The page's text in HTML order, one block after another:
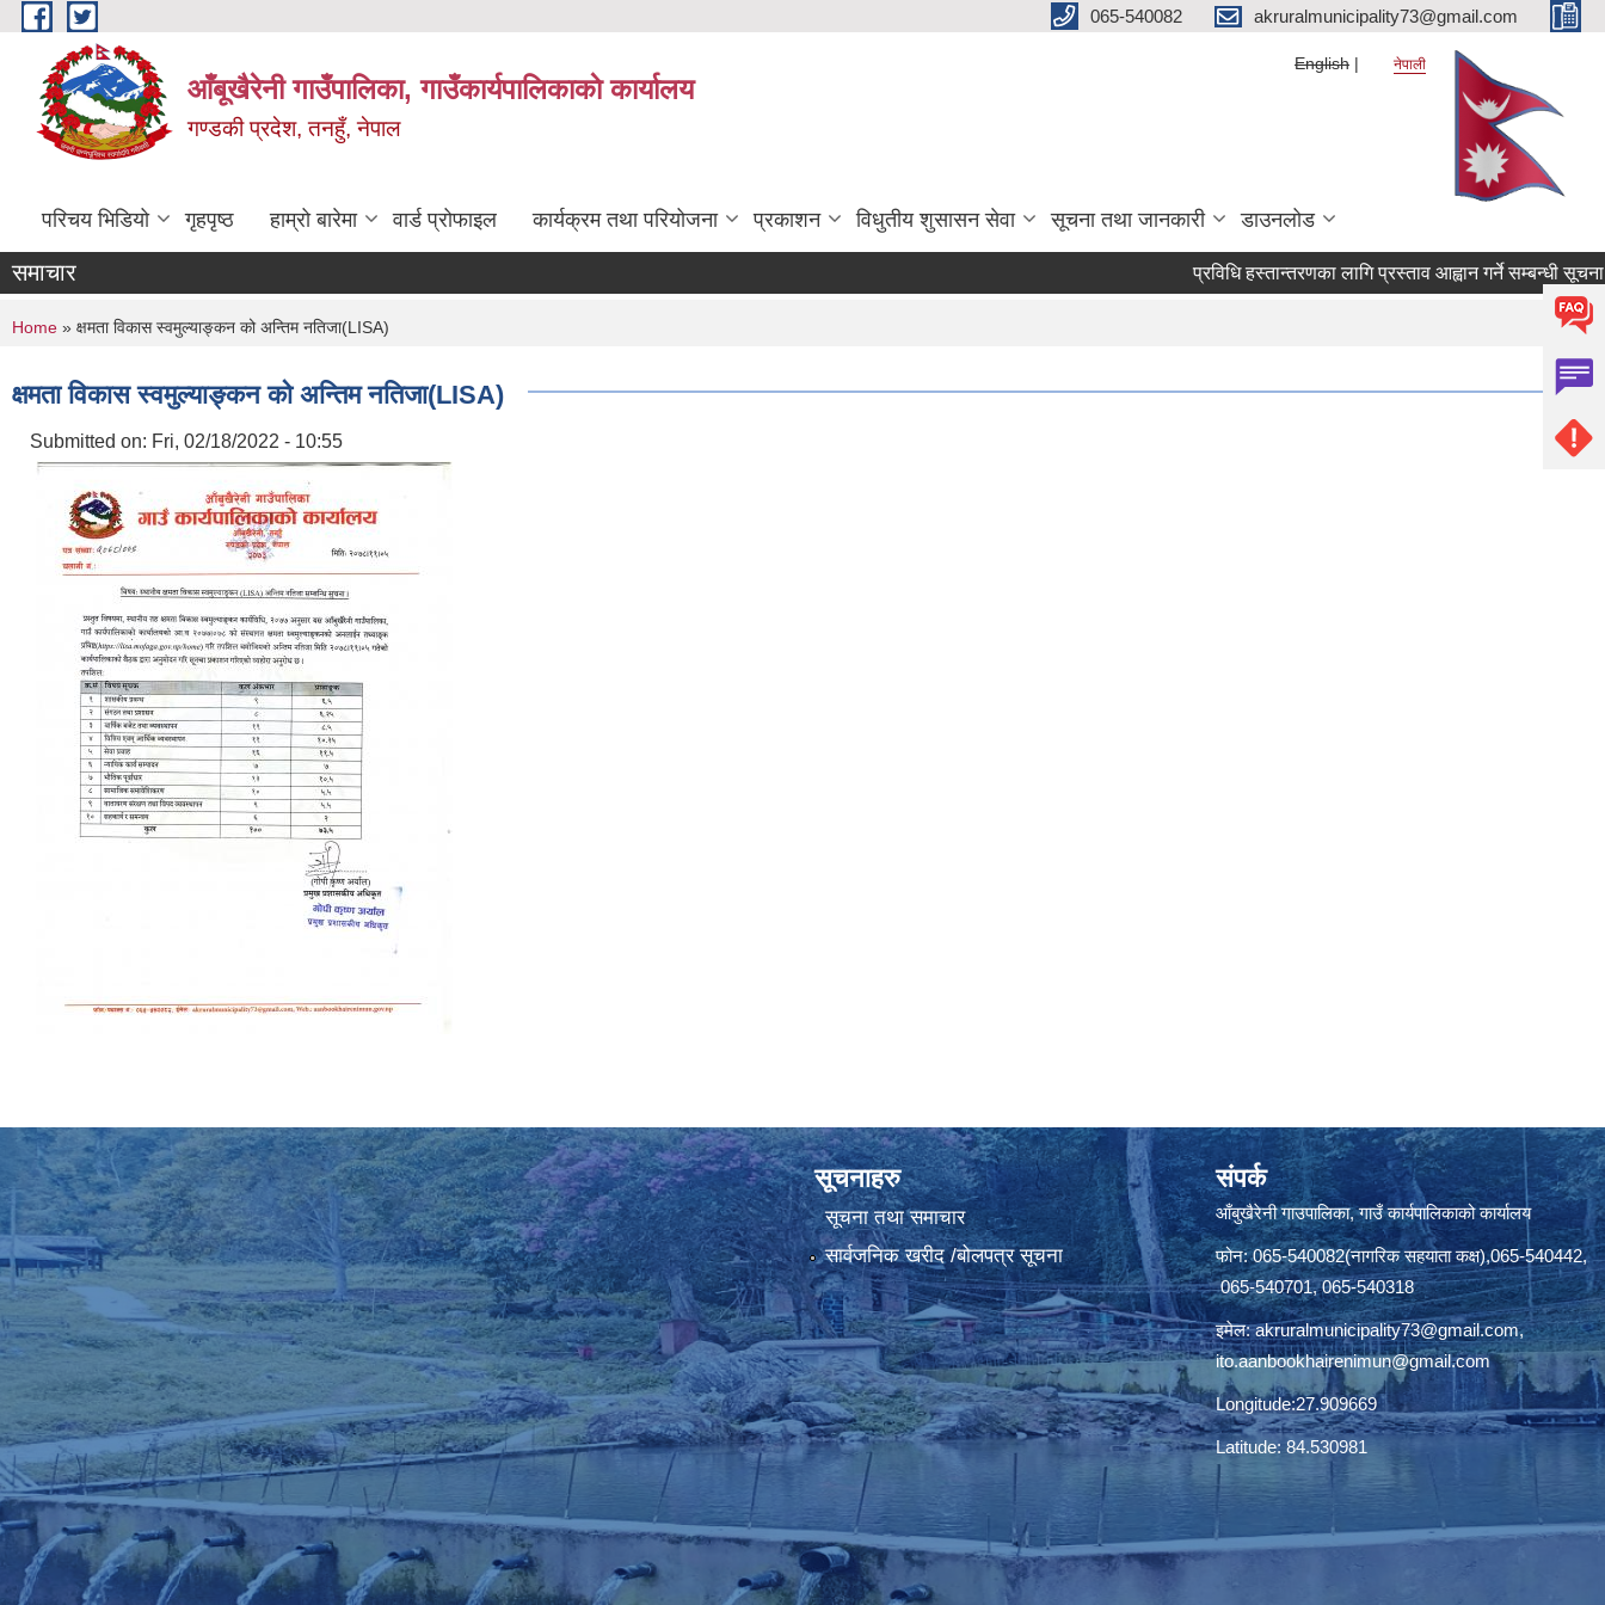
Skip to main content 065-540082 akruralmunicipality73@gmail.com
आँबूखैरेनी गाउँपालिका, गाउँकार्यपालिकाकाे कार्यालय
गण्डकी प्रदेश, तनहुँ, नेपाल
English नेपाली
परिचय भिडियो गृहपृष्ठ हाम्रो बारेमा वार्ड प्रोफाइल कार्यक्रम तथा परियोजना प्रकाशन विधुतीय शुसासन सेवा सूचना तथा जानकारी डाउनलोड
समाचार प्रविधि हस्तान्तरणका लागि प्रस्ताव आह्वान गर्ने सम्बन्धी सूचना ।
You are here
Home » क्षमता विकास स्वमुल्याङ्कन को अन्तिम नतिजा(LISA)
क्षमता विकास स्वमुल्याङ्कन को अन्तिम नतिजा(LISA)
Submitted on: Fri, 02/18/2022 - 10:55
सूचनाहरु
सूचना तथा समाचार
सार्वजनिक खरीद /बोलपत्र सूचना
संपर्क
आँबुखैरेनी गाउपालिका, गाउँ कार्यपालिकाको कार्यालय
फोन: 065-540082(नागरिक सहयाता कक्ष),065-540442,
065-540701, 065-540318
इमेल:akruralmunicipality73@gmail.com,
ito.aanbookhairenimun@gmail.com
Longitude:27.909669
Latitude: 84.530981